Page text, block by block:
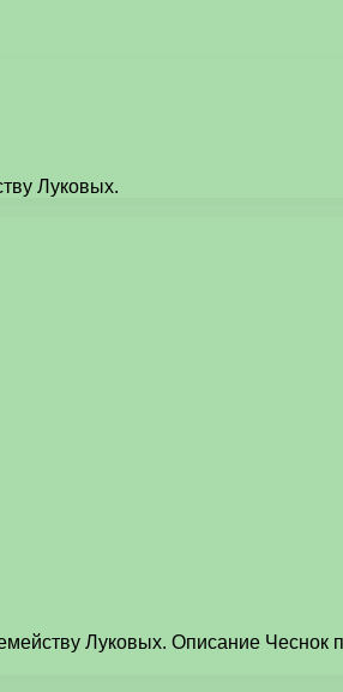
Луковых.
Луковых. Описание Чеснок